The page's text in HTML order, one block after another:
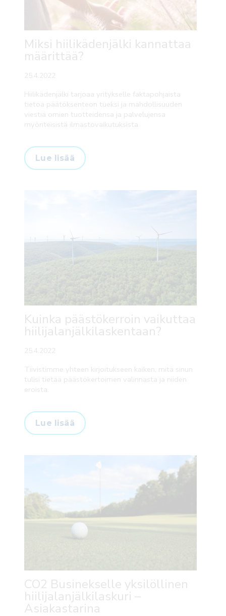
Miksi hiilikädenjälki kannattaa
määrittää?
25.4.2022
Hiilikädenjälki tarjoaa yritykselle faktapohjaista
tietoa päätöksenteon tueksi ja mahdollisuuden
viestiä omien tuotteidensa ja palvelujensa
myönteisistä ilmastovaikutuksista.
Lue lisää
Kuinka päästökerroin vaikuttaa
hiilijalanjälkilaskentaan?
25.4.2022
Tiivistimme yhteen kirjoitukseen kaiken, mitä sinun
tulisi tietää päästökertoimen valinnasta ja niiden
eroista.
Lue lisää
CO2 Businekselle yksilöllinen
hiilijalanjälkilaskuri –
Asiakastarina